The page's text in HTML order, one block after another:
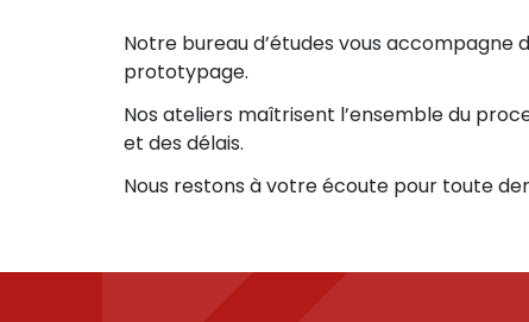
Notre bureau d’études vous accompagne
prototypage.
Nos ateliers maîtrisent l’ensemble du
et des délais.
Nous restons à votre écoute pour toute